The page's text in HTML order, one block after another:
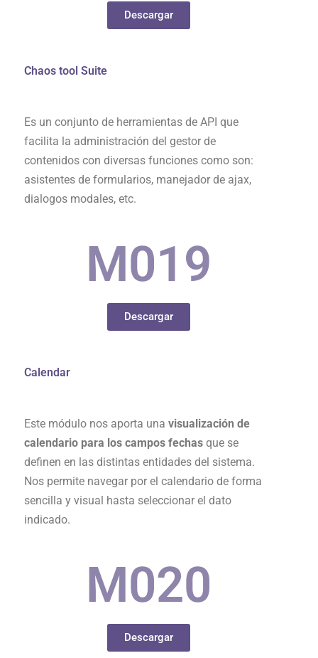
Descargar
Chaos tool Suite
Es un conjunto de herramientas de API que
facilita la administración del gestor de
contenidos con diversas funciones como son:
asistentes de formularios, manejador de ajax,
dialogos modales, etc.
M019
Descargar
Calendar
Este módulo nos aporta una visualización de
calendario para los campos fechas que se
definen en las distintas entidades del sistema.
Nos permite navegar por el calendario de forma
sencilla y visual hasta seleccionar el dato
indicado.
M020
Descargar